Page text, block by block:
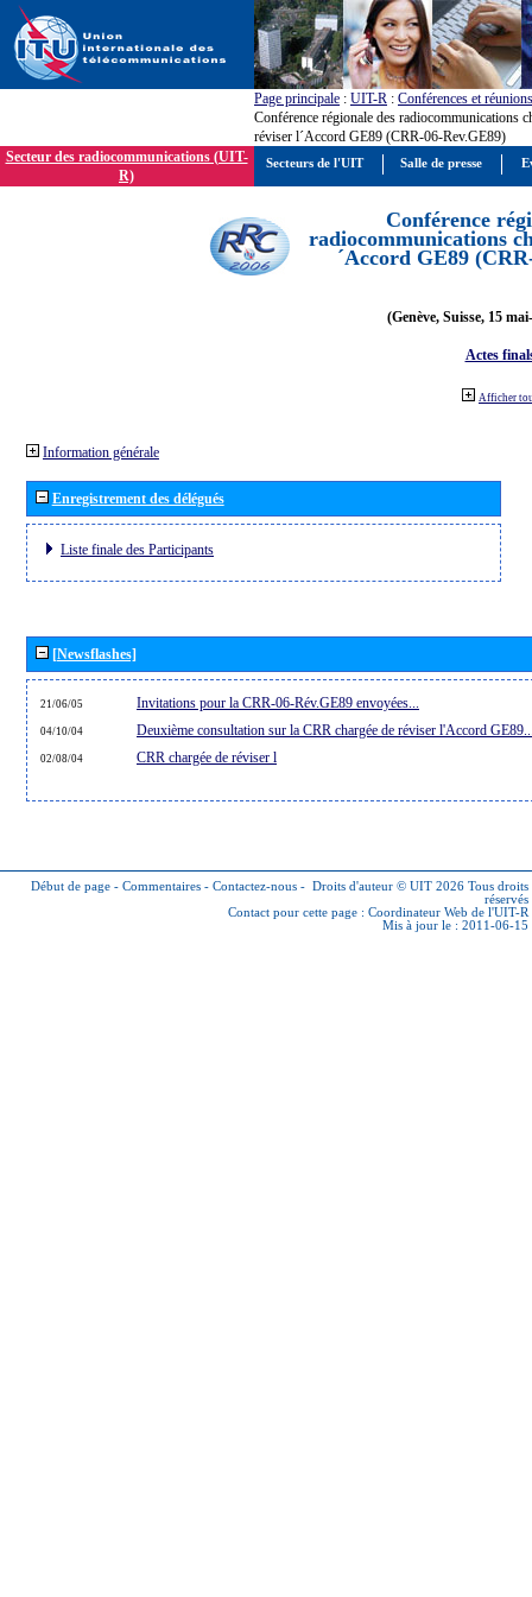
Page principale : UIT-R : Conférences et réunions
Conférence régionale des radiocommunications
réviser l´Accord GE89 (CRR-06-Rev.GE89)
Secteur des radiocommunications (UIT-
R)
Conférence
radiocommunications
´Accord GE89
(Genève, Suisse, 15
Actes
Afficher
Information générale
Enregistrement des délégués
Liste finale des Participants
[Newsflashes]
21/06/05 Invitations pour la CRR-06-Rév.GE89 envoyées...
04/10/04 Deuxième consultation sur la CRR chargée de réviser l'Accord
02/08/04 CRR chargée de réviser l
Début de page - Commentaires - Contactez-nous - Droits d'auteur © UIT 2026 Tous droits
réservés
Contact pour cette page : Coordinateur Web de l'UIT-R
Mis à jour le : 2011-06-15
Secteurs de l'UIT Salle de presse